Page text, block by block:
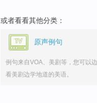
或者看看其他分类：
原声例句
例句来自VOA、美剧等，您可以边
看美剧边学地道的美语。